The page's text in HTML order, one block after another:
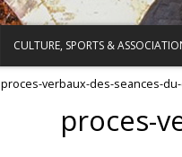
CULTURE, SPORTS &
proces-verbaux-des-seances-
proces-